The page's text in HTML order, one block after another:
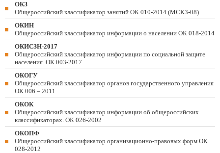
ОКЗ
Общероссийский классификатор занятий ОК 010-2014 (МСКЗ-08)
ОКИН
Общероссийский классификатор информации о населении ОК 018-2014
ОКИСЗН-2017
Общероссийский классификатор информации по социальной защите
населения. ОК 003-2017
ОКОГУ
Общероссийский классификатор органов государственного управления
ОК 006 – 2011
ОКОК
Общероссийский классификатор информации об общероссийских
классификаторах. ОК 026-2002
ОКОПФ
Общероссийский классификатор организационно-правовых форм ОК
028-2012